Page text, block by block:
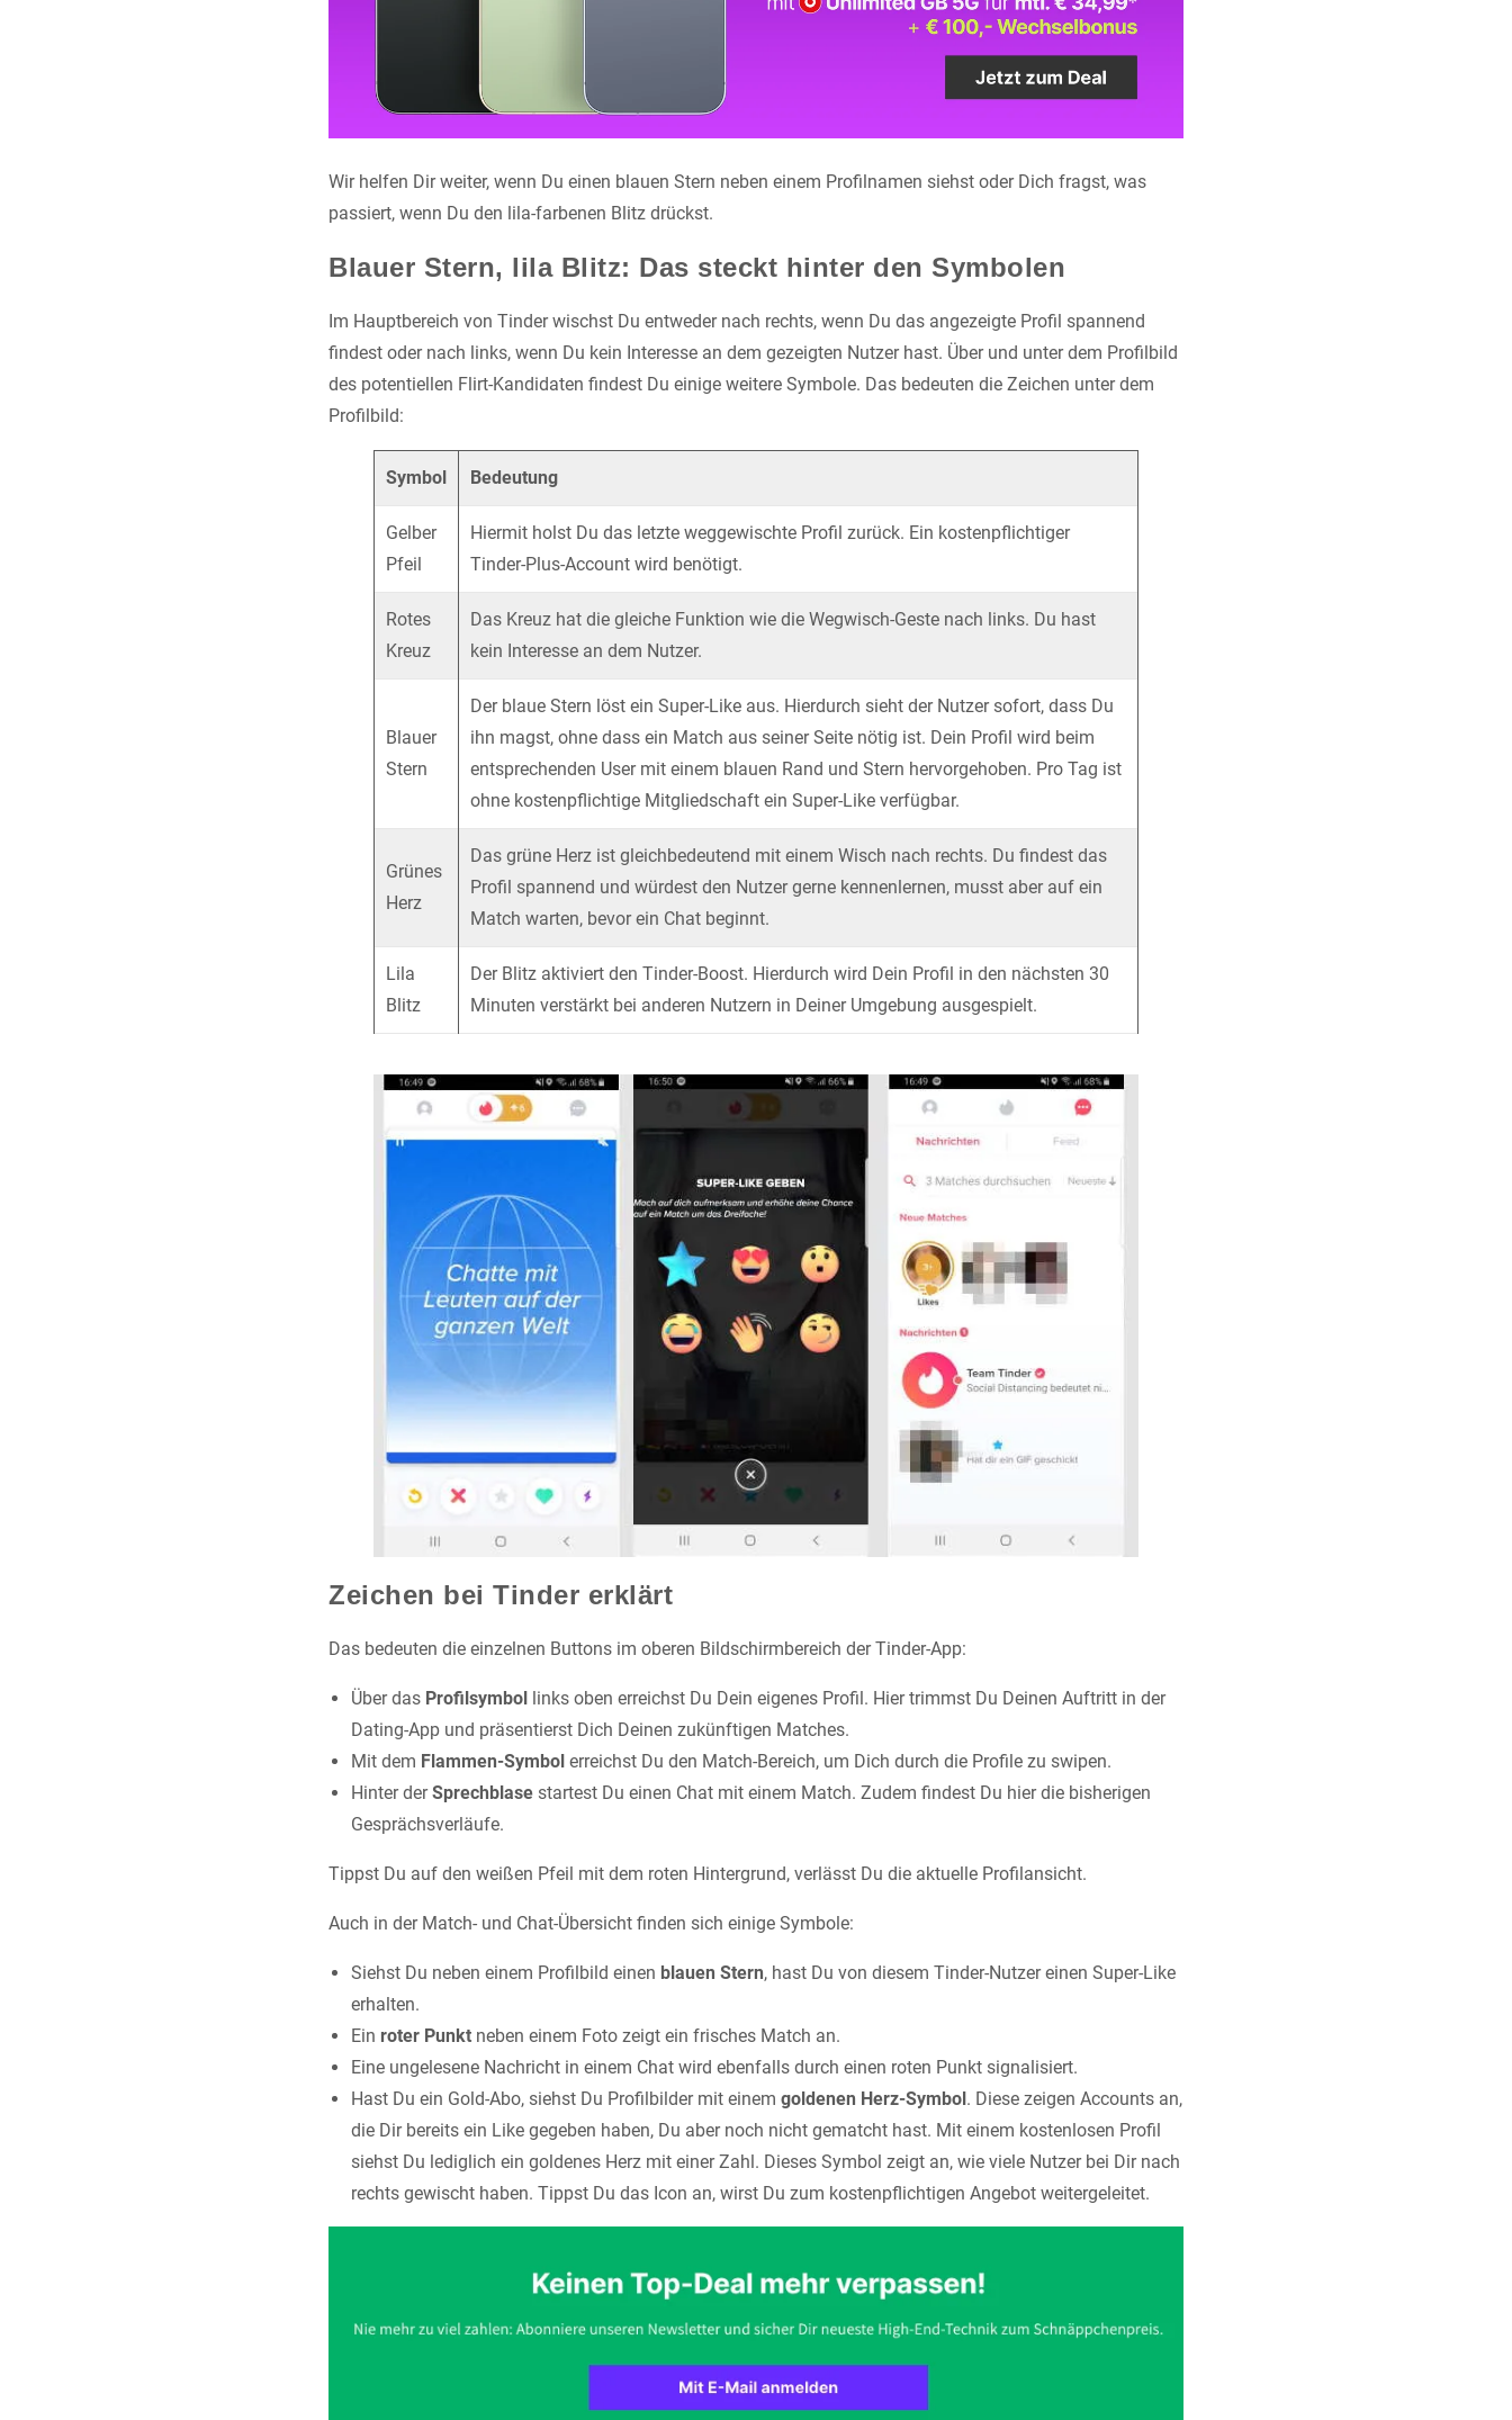
Wir helfen Dir weiter, wenn Du einen blauen Stern neben einem Profilnamen siehst oder Dich fragst, was
passiert, wenn Du den lila-farbenen Blitz drückst.
Blauer Stern, lila Blitz: Das steckt hinter den Symbolen
Im Hauptbereich von Tinder wischst Du entweder nach rechts, wenn Du das angezeigte Profil spannend
findest oder nach links, wenn Du kein Interesse an dem gezeigten Nutzer hast. Über und unter dem Profilbild
des potentiellen Flirt-Kandidaten findest Du einige weitere Symbole. Das bedeuten die Zeichen unter dem
Profilbild:
Symbol Bedeutung
Gelber
Pfeil
Hiermit holst Du das letzte weggewischte Profil zurück. Ein kostenpflichtiger
Tinder-Plus-Account wird benötigt.
Rotes
Kreuz
Das Kreuz hat die gleiche Funktion wie die Wegwisch-Geste nach links. Du hast
kein Interesse an dem Nutzer.
Blauer
Stern
Der blaue Stern löst ein Super-Like aus. Hierdurch sieht der Nutzer sofort, dass Du
ihn magst, ohne dass ein Match aus seiner Seite nötig ist. Dein Profil wird beim
entsprechenden User mit einem blauen Rand und Stern hervorgehoben. Pro Tag ist
ohne kostenpflichtige Mitgliedschaft ein Super-Like verfügbar.
Grünes
Herz
Das grüne Herz ist gleichbedeutend mit einem Wisch nach rechts. Du findest das
Profil spannend und würdest den Nutzer gerne kennenlernen, musst aber auf ein
Match warten, bevor ein Chat beginnt.
Lila
Blitz
Der Blitz aktiviert den Tinder-Boost. Hierdurch wird Dein Profil in den nächsten 30
Minuten verstärkt bei anderen Nutzern in Deiner Umgebung ausgespielt.
Zeichen bei Tinder erklärt
Das bedeuten die einzelnen Buttons im oberen Bildschirmbereich der Tinder-App:
Über das Profilsymbol links oben erreichst Du Dein eigenes Profil. Hier trimmst Du Deinen Auftritt in der
Dating-App und präsentierst Dich Deinen zukünftigen Matches.
Mit dem Flammen-Symbol erreichst Du den Match-Bereich, um Dich durch die Profile zu swipen.
Hinter derSprechblase startest Du einen Chat mit einem Match. Zudem findest Du hier die bisherigen
Gesprächsverläufe.
Tippst Du auf den weißen Pfeil mit dem roten Hintergrund, verlässt Du die aktuelle Profilansicht.
Auch in der Match- und Chat-Übersicht finden sich einige Symbole:
Siehst Du neben einem Profilbild einen blauen Stern, hast Du von diesem Tinder-Nutzer einen Super-Like
erhalten.
Ein roter Punkt neben einem Foto zeigt ein frisches Match an.
Eine ungelesene Nachricht in einem Chat wird ebenfalls durch einen roten Punkt signalisiert.
Hast Du ein Gold-Abo, siehst Du Profilbilder mit einem goldenen Herz-Symbol. Diese zeigen Accounts an,
die Dir bereits ein Like gegeben haben, Du aber noch nicht gematcht hast. Mit einem kostenlosen Profil
siehst Du lediglich ein goldenes Herz mit einer Zahl. Dieses Symbol zeigt an, wie viele Nutzer bei Dir nach
rechts gewischt haben. Tippst Du das Icon an, wirst Du zum kostenpflichtigen Angebot weitergeleitet.